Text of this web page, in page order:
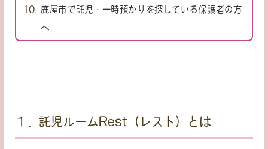
鹿屋市で託児・一時預かりを探している保護者の方
へ
１．託児ルームRest（レスト）とは